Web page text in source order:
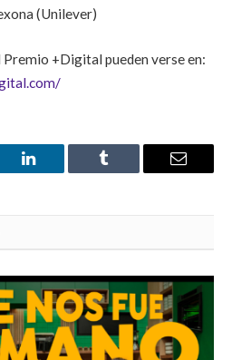
(Unilever)
Premio +Digital pueden verse en:
LinkedIn Tumblr Email